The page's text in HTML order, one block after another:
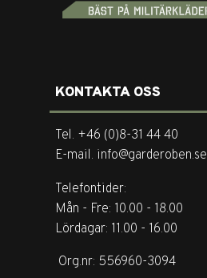
KONTAKTA OSS
Tel. +46 (0)8-31 44 40
E-mail. info@garderoben.se
Telefontider:
Mån - Fre: 10.00 - 18.00
Lördagar: 11.00 - 16.00
Org.nr: 556960-3094